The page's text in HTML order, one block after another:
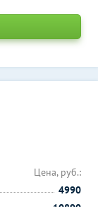
Цена, руб.:
4990